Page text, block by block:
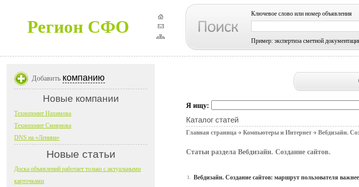
Регион СФО
Ключевое слово или номер объявления
Пример: экспертиза сметной
Я ищу:
Каталог статей
Главная страница Компьютеры и Интернет Вебдизайн.
Статьи раздела Вебдизайн. Создание сайтов.
1. Вебдизайн. Создание сайтов: маршрут пользователя
Добавить компанию
Новые компании
Технопоинт Нахимова
Технопоинт Смирнова
DNS на «Ленина»
Новые статьи
Доска объявлений работает только с актуальными
карточками